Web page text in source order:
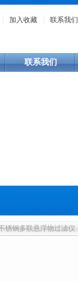
加入收藏 联系我们
联系我们
锈钢多联悬浮物过滤仪